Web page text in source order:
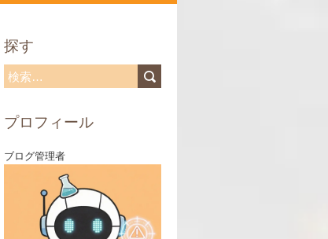
探す
検
:プロフィール
ブログ管理者